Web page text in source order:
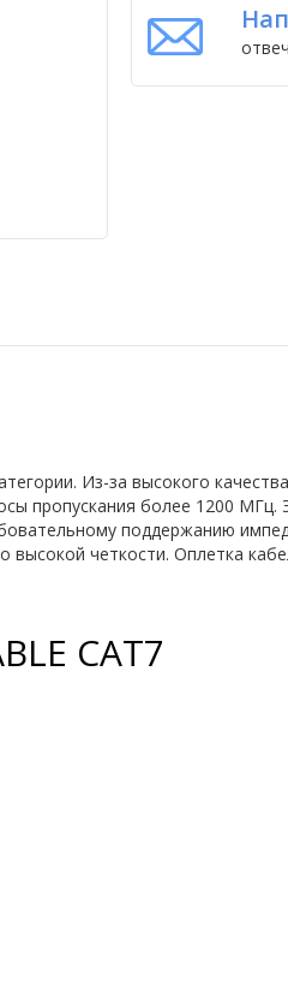
Из-за высокого
пропускания более 1200
поддержанию
высокой четкости. Оплетка
CAT7